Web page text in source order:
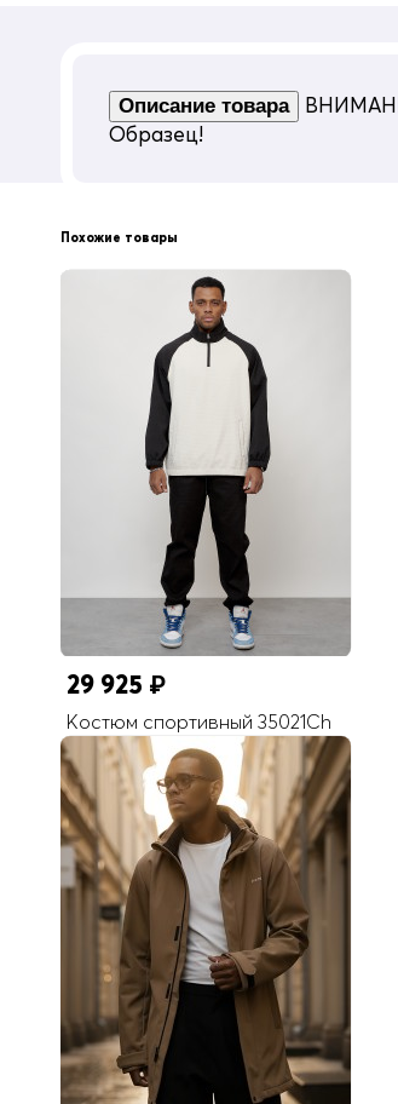
На всех моделях верхней
Описание товара
Образец!
Похожие товары
29 925 ₽
Костюм спортивный 35021Ch